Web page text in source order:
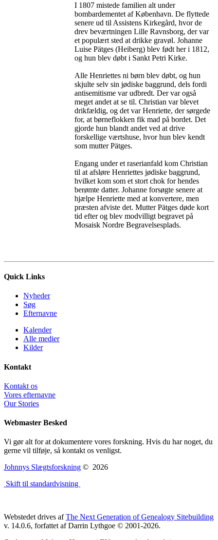
I 1807 mistede familien alt under
bombardementet af København. De flyttede
senere ud til Assistens Kirkegård, hvor de
drev beværtningen Lille Ravnsborg, der var
et populært sted at drikke gravøl. Johanne
Luise Pätges (Heiberg) blev født her i 1812,
og hun blev døbt i Sankt Petri Kirke.
Alle Henriettes ni børn blev døbt, og hun
skjulte selv sin jødiske baggrund, dels fordi
antisemitisme var udbredt. Der var også
meget andet at se til. Christian var blevet
drikfældig, og det var Henriette, der sørgede
for, at børneflokken fik mad på bordet. Det
gjorde hun blandt andet ved at drive
forskellige værtshuse, hvor hun blev kendt
som mutter Pätges.
Engang under et raserianfald kom Christian
til at afsløre Henriettes jødiske baggrund,
hvilket kom som et stort chok for hendes
berømte datter. Johanne forsøgte senere at
hjælpe Henriette med at konvertere, men
præsten afviste det. Mutter Pätges døde kort
tid efter og blev modvilligt begravet på
Mosaisk Nordre Begravelsesplads.
Quick Links
Nyheder
Søg
Efternavne
Kalender
Alle medier
Kilder
Kontakt
Kontakt os
Vores efternavne
Our Stories
Webmaster Besked
Vi gør alt for at dokumentere vores forskning. Hvis du har noget, du
gerne vil tilføje, så kontakt os venligst.
Johnnys Slægtsforskning © 2026
Skift til standardvisning
Webstedet drives afThe Next Generation of Genealogy Sitebuilding
v. 14.0.6, forfattet af Darrin Lythgoe © 2001-2026.